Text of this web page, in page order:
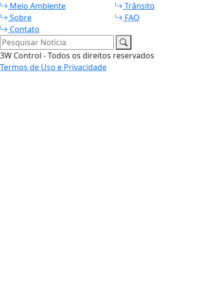
Meio Ambiente
Trânsito
Sobre
FAQ
Contato
Pesquisar Notícia
3W Control - Todos os direitos reservados
Termos de Uso e Privacidade